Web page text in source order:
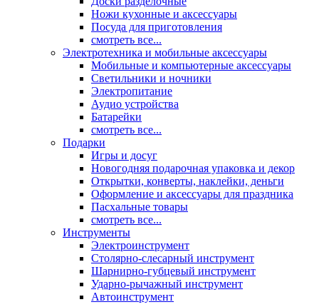
Ножи кухонные и аксессуары
Посуда для приготовления
смотреть все...
Электротехника и мобильные аксессуары
Мобильные и компьютерные аксессуары
Светильники и ночники
Электропитание
Аудио устройства
Батарейки
смотреть все...
Подарки
Игры и досуг
Новогодняя подарочная упаковка и декор
Открытки, конверты, наклейки, деньги
Оформление и аксессуары для праздника
Пасхальные товары
смотреть все...
Инструменты
Электроинструмент
Столярно-слесарный инструмент
Шарнирно-губцевый инструмент
Ударно-рычажный инструмент
Автоинструмент